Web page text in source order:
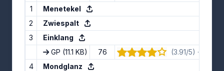
1
Menetekel
2
Zwiespalt
3
Einklang
GP (11.1 KB) 76
(3.91/5) · 11
4
Mondglanz